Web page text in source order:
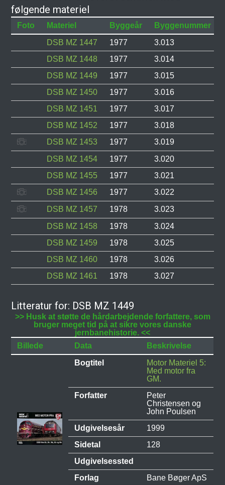
følgende materiel
Foto Materiel Byggeår Byggenummer
DSB MZ 1447
1977 3.013
DSB MZ 1448
1977 3.014
DSB MZ 1449
1977 3.015
DSB MZ 1450
1977 3.016
DSB MZ 1451
1977 3.017
DSB MZ 1452
1977 3.018
DSB MZ 1453
1977 3.019
DSB MZ 1454
1977 3.020
DSB MZ 1455
1977 3.021
DSB MZ 1456
1977 3.022
DSB MZ 1457
1978 3.023
DSB MZ 1458
1978 3.024
DSB MZ 1459
1978 3.025
DSB MZ 1460
1978 3.026
DSB MZ 1461
1978 3.027
Litteratur for: DSB MZ 1449
>> Husk at støtte de hårdarbejdende forfattere, som
bruger meget tid på at sikre vores danske
jernbanehistorie. <<
Billede
Data
Beskrivelse
Bogtitel
Motor Materiel 5:
Med motor fra
GM.
Forfatter
Peter
Christensen og
John Poulsen
Udgivelsesår
1999
Sidetal
128
Udgivelsessted
Forlag
Bane Bøger ApS